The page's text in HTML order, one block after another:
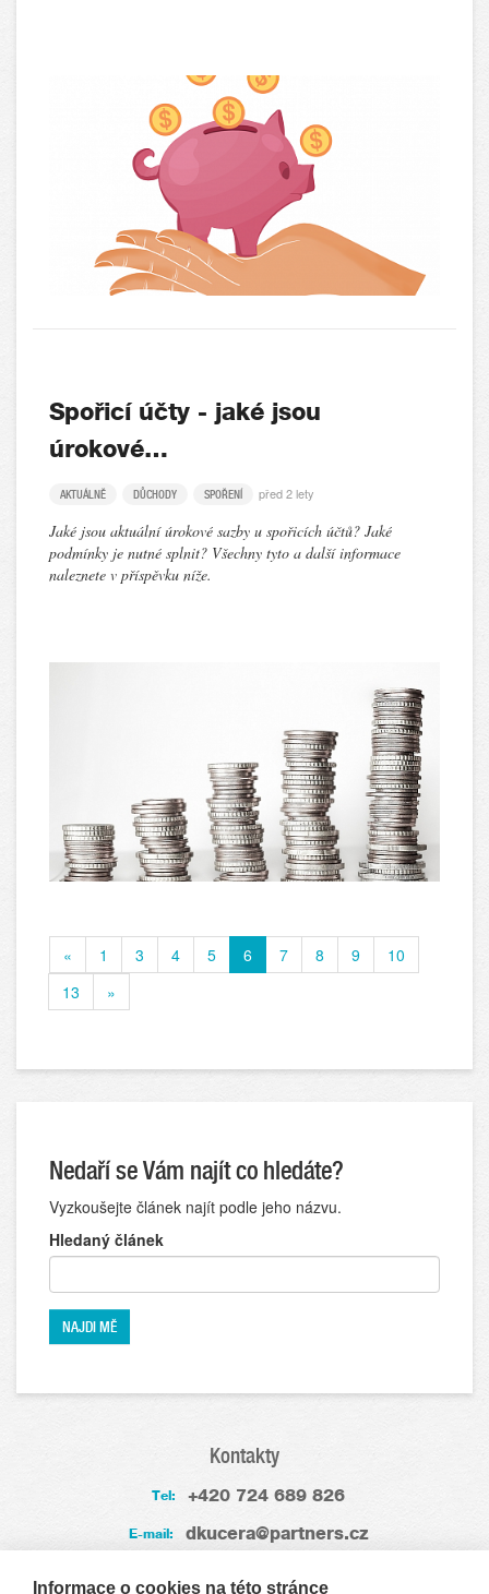
Spořicí účty - jaké jsou
úrokové…
AKTUÁLNĚ DŮCHODY SPOŘENÍ před 2 lety
Jaké jsou aktuální úrokové sazby u spořicích účtů? Jaké
podmínky je nutné splnit? Všechny tyto a další informace
naleznete v příspěvku níže.
« 1 3 4 5 6 7 8 9
10
13
»
Nedaří se Vám najít co hledáte?
Vyzkoušejte článek najít podle jeho názvu.
Hledaný článek
Kontakty
Tel: +420 724 689 826
E-mail: dkucera@partners.cz
Zkušenosti
Informace o cookies na této stránce